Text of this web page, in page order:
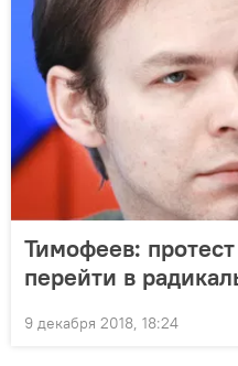
Тимофеев:
перейти в
9 декабря 2018, 18:24